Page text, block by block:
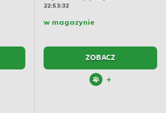
22:53:31
w magazynie
ZOBACZ
+